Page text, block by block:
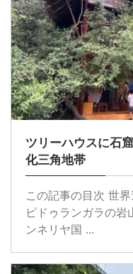
ツリーハウスに石
化三角地帯
この記事の目次 世
ピドゥランガラの
ンネリヤ国 ...